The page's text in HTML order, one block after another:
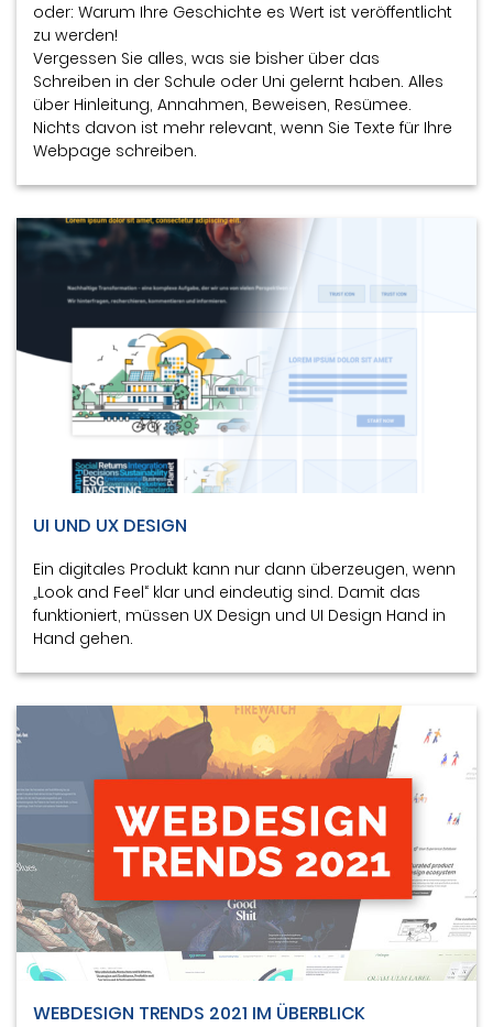
oder: Warum Ihre Geschichte es Wert ist veröffentlicht
zu werden!
Vergessen Sie alles, was sie bisher über das
Schreiben in der Schule oder Uni gelernt haben. Alles
über Hinleitung, Annahmen, Beweisen, Resümee.
Nichts davon ist mehr relevant, wenn Sie Texte für Ihre
Webpage schreiben.
UI UND UX DESIGN
Ein digitales Produkt kann nur dann überzeugen, wenn
„Look and Feel“ klar und eindeutig sind. Damit das
funktioniert, müssen UX Design und UI Design Hand in
Hand gehen.
WEBDESIGN TRENDS 2021 IM ÜBERBLICK